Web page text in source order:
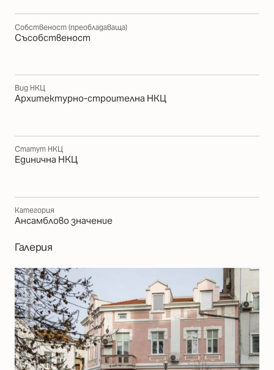
Собственост (преобладаваща)
Съсобственост
Вид НКЦ
Архитектурно-строителна НКЦ
Статут НКЦ
Единична НКЦ
Категория
Ансамблово значение
Галерия